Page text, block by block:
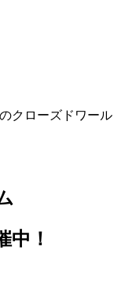
クローズドワール
中！